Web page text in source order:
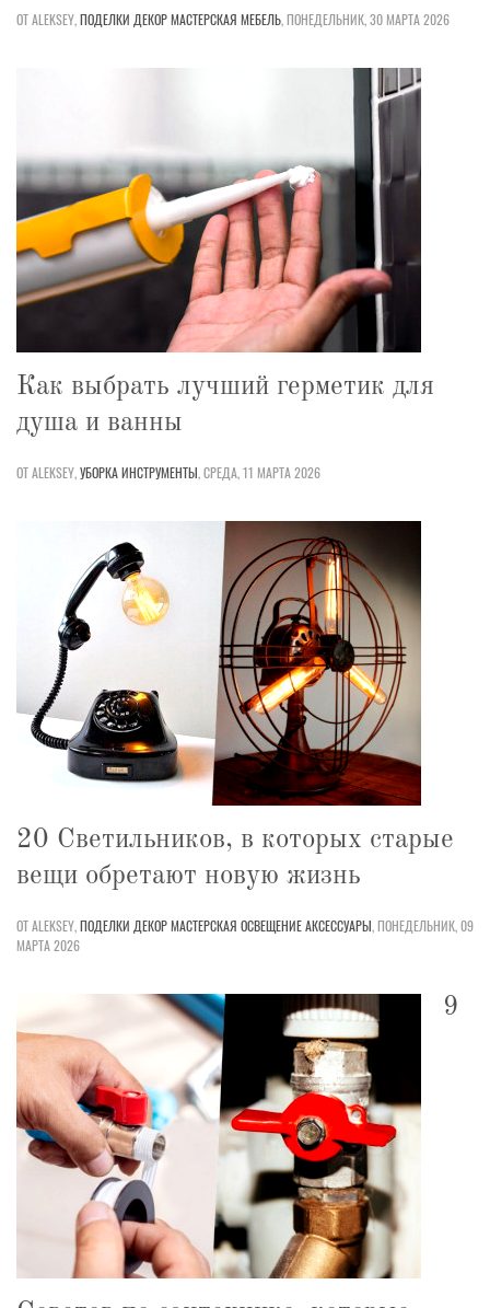
ОТ ALEKSEY,ПОДЕЛКИ ДЕКОРМАСТЕРСКАЯ МЕБЕЛЬ,ПОНЕДЕЛЬНИК, 30 МАРТА 2026
Как выбрать лучший герметик для
душа и ванны
ОТ ALEKSEY,УБОРКАИНСТРУМЕНТЫ,СРЕДА, 11 МАРТА 2026
20 Светильников, в которых старые
вещи обретают новую жизнь
ОТ ALEKSEY,ПОДЕЛКИ ДЕКОРМАСТЕРСКАЯ ОСВЕЩЕНИЕАКСЕССУАРЫ,ПОНЕДЕЛЬНИК, 09
МАРТА 2026
9